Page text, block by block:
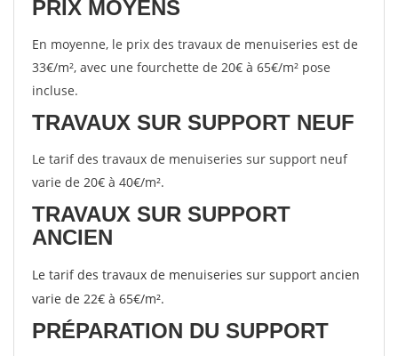
PRIX MOYENS
En moyenne, le prix des travaux de menuiseries est de
33€/m², avec une fourchette de 20€ à 65€/m² pose
incluse.
TRAVAUX SUR SUPPORT NEUF
Le tarif des travaux de menuiseries sur support neuf
varie de 20€ à 40€/m².
TRAVAUX SUR SUPPORT
ANCIEN
Le tarif des travaux de menuiseries sur support ancien
varie de 22€ à 65€/m².
PRÉPARATION DU SUPPORT